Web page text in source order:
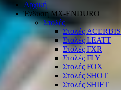
Αρχική
Ένδυση ΜΧ-ΕΝDURO
Στολές
Στολές ACERBIS
Στολές LEATT
Στολές FXR
Στολές FLY
Στολές FOX
Στολές SHOT
Στολές SHIFT